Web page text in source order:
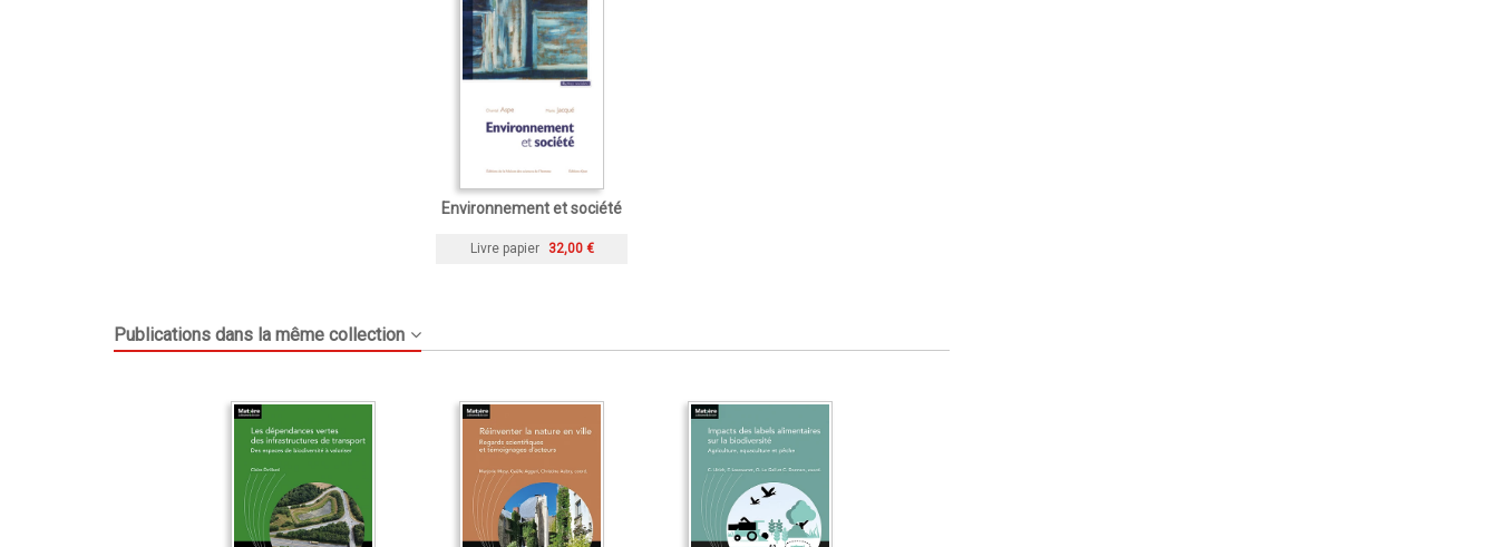
Environnement et société
Livre papier 32,00 €
Publications dans la même collection